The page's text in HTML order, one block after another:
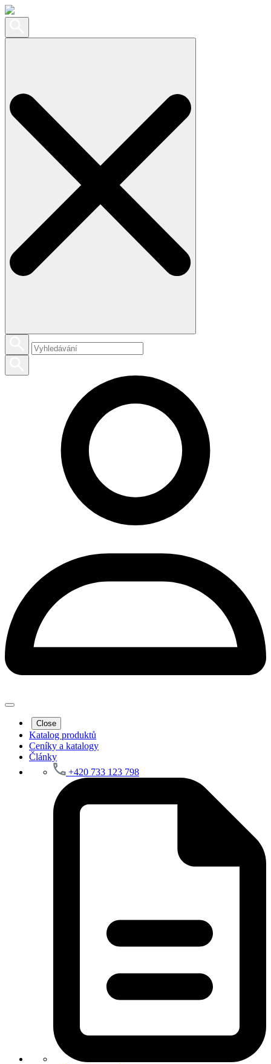
Search
Close
Katalog produktů
Ceníky a katalogy
Články
+420 733 123 798